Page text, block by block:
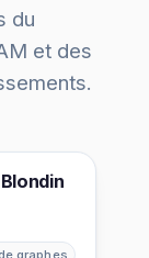
du
et des
graphes